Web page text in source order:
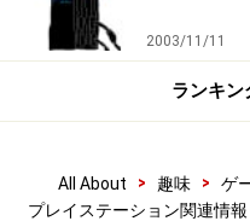
2003/11/11
ランキン
All About > 趣味 > ゲ
プレイステーション関連情報